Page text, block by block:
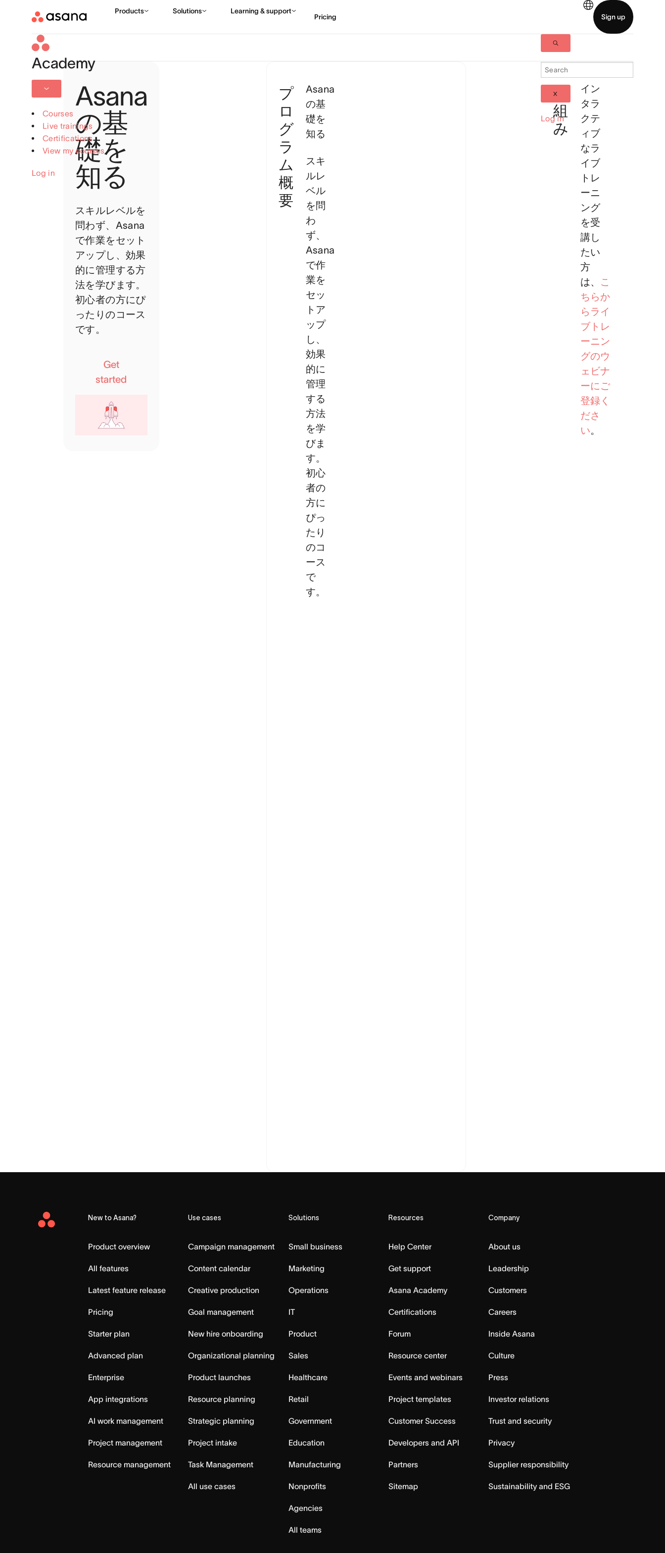
Academy
Courses
Live trainings
Certifications
View my courses
Log in
Log in
Asana
の基
礎を
知る
スキルレベルを
問わず、Asana
で作業をセット
アップし、効果
的に管理する方
法を学びます。
初心者の方にぴ
ったりのコース
です。
Get
started
プ
ロ
グ
ラ
ム
概
要
Asana
の基
礎を
知る
スキ
ルレ
ベル
を問
わ
ず、
Asana
で作
業を
セッ
トア
ップ
し、
効果
的に
管理
する
方法
を学
びま
す。
初心
者の
方に
ぴっ
たり
のコ
ース
で
す。
仕
組
み
イン
タラ
クテ
ィブ
なラ
イブ
トレ
ーニ
ング
を受
講し
たい
方
は、 こ
ちらか
らライ
ブトレ
ーニン
グのウ
ェビナ
ーにご
登録く
ださ
い。